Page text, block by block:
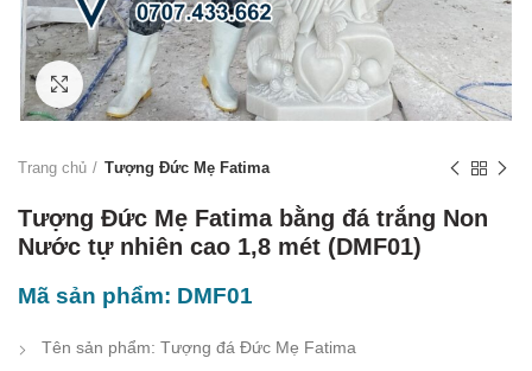
Click to enlarge
Trang chủ Tượng Đức Mẹ Fatima
Tượng Đức Mẹ Fatima bằng đá trắng Non
Nước tự nhiên cao 1,8 mét (DMF01)
Mã sản phẩm: DMF01
Tên sản phẩm: Tượng đá Đức Mẹ Fatima